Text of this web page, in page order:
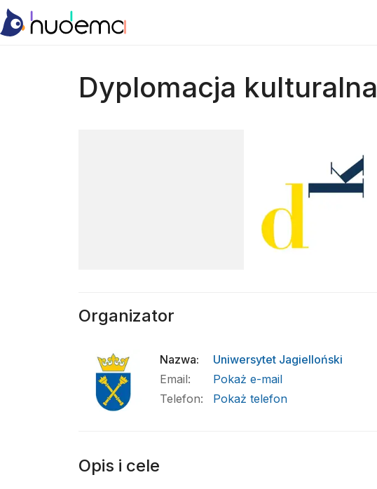
Dyplomacja kulturalna
Organizator
Nazwa:
Uniwersytet Jagielloński
Email:
Pokaż e-mail
Telefon: Pokaż telefon
Opis i cele